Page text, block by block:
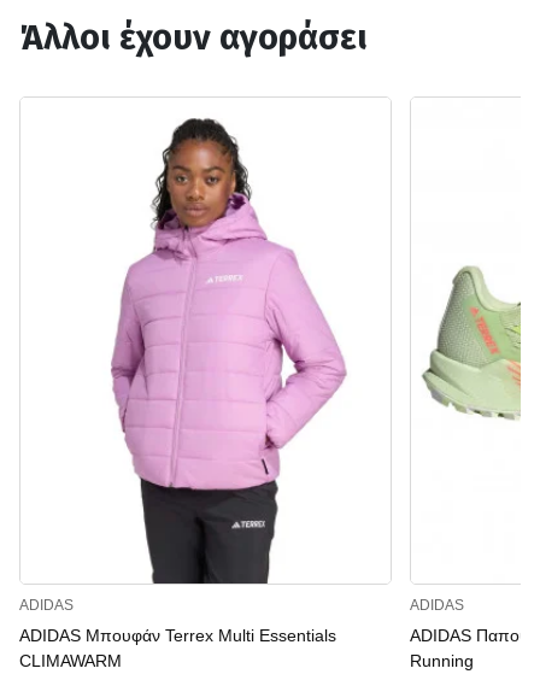
Άλλοι έχουν αγοράσει
ADIDAS
ADIDAS Μπουφάν Terrex Multi Essentials
CLIMAWARM
ADIDAS
ADIDAS
Running